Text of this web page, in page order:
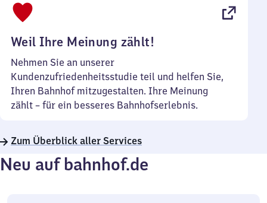
Weil Ihre Meinung zählt!
Nehmen Sie an unserer
Kundenzufriedenheitsstudie teil und helfen Sie,
Ihren Bahnhof mitzugestalten. Ihre Meinung
zählt – für ein besseres Bahnhofserlebnis.
Zum Überblick aller Services
Neu auf bahnhof.de